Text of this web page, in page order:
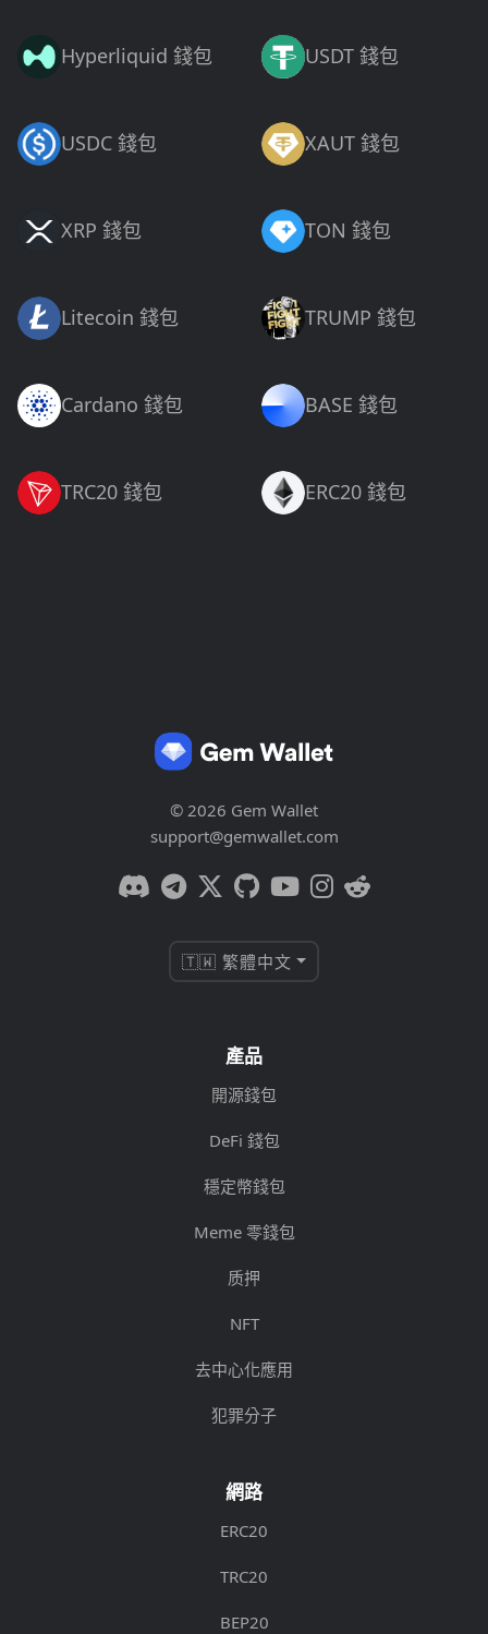
Hyperliquid 錢包 USDT 錢包
USDC 錢包 XAUT 錢包
XRP 錢包 TON 錢包
Litecoin 錢包 TRUMP 錢包
Cardano 錢包 BASE 錢包
TRC20 錢包 ERC20 錢包
© 2026 Gem Wallet
support@gemwallet.com
🇹🇼 繁體中文
產品
開源錢包
DeFi 錢包
穩定幣錢包
Meme 零錢包
质押
NFT
去中心化應用
犯罪分子
網路
ERC20
TRC20
BEP20